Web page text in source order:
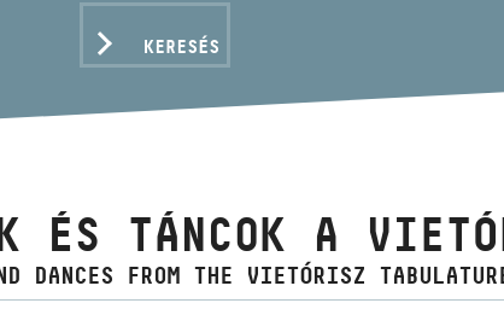
KERESÉS
ÉS TÁNCOK A
DANCES FROM THE VIETÓRISZ